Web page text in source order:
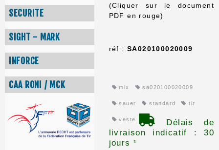
SECURITE
SIGHT - MARK
INFORCE
CAA RONI / MCK
(Cliquer sur le document
PDF en rouge)
réf :SA020100020009
mix sa020100020009
sauer standard tir
veste
Délais de
livraison indicatif : 30
jours ¹